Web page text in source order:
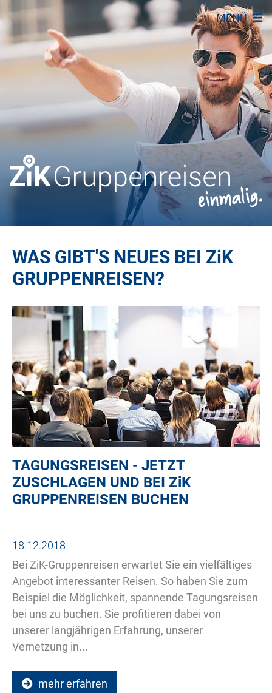
MENÜ
WAS GIBT'S NEUES BEI ZiK
GRUPPENREISEN?
TAGUNGSREISEN - JETZT
ZUSCHLAGEN UND BEI ZiK
GRUPPENREISEN BUCHEN
18.12.2018
Bei ZiK-Gruppenreisen erwartet Sie ein vielfältiges
Angebot interessanter Reisen. So haben Sie zum
Beispiel die Möglichkeit, spannende Tagungsreisen
bei uns zu buchen. Sie profitieren dabei von
unserer langjährigen Erfahrung, unserer
Vernetzung in...
mehr erfahren